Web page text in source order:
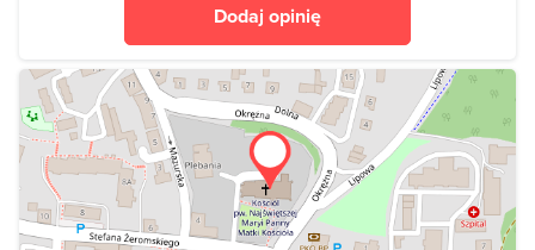
Dodaj opinię